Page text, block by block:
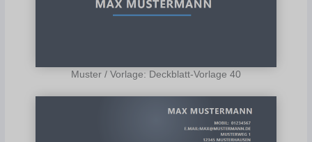
Muster / Vorlage: Deckblatt-Vorlage 40